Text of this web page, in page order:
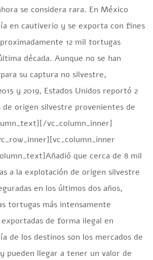
se considera rara. En México
en cautiverio y se exporta con fines
12 mil tortugas
década. Aunque no se han
su captura no silvestre,
y 2019, Estados Unidos reportó 2
de origen silvestre provenientes de
vc_column_inner]
que cerca de 8 mil
a la explotación de origen silvestre
en los últimos dos años,
tortugas más intensamente
de forma ilegal en
de los destinos son los mercados de
pueden llegar a tener un valor de